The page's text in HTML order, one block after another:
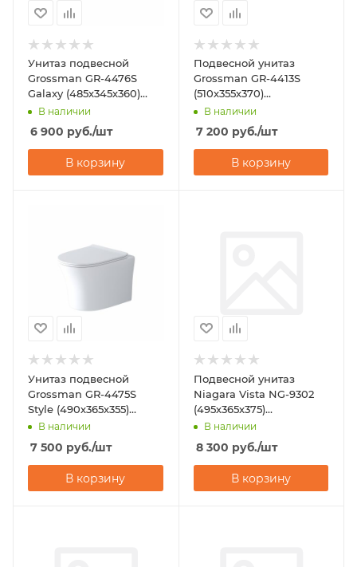
Унитаз подвесной
Grossman GR-4476S
Galaxy (485х345х360)
горизонтальный выпуск
В наличии
6 900 руб./шт
В корзину
Подвесной унитаз
Grossman GR-4413S
(510х355х370)
горизонтальный выпуск
В наличии
7 200 руб./шт
В корзину
Унитаз подвесной
Grossman GR-4475S
Style (490х365х355)
горизонтальный выпуск
В наличии
7 500 руб./шт
В корзину
Подвесной унитаз
Niagara Vista NG-9302
(495х365х375)
горизонтальный выпуск
В наличии
8 300 руб./шт
В корзину